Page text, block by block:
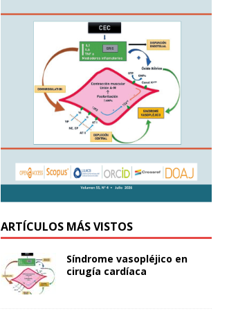
ARTÍCULOS MÁS VISTOS
Síndrome vasopléjico en
cirugía cardíaca